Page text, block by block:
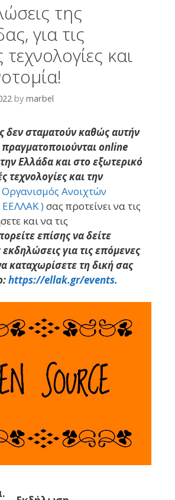
της
για τις
τεχνολογίες και
by marbel
δεν σταματούν καθώς αυτήν
online
Ελλάδα και στο εξωτερικό
τεχνολογίες και την
Οργανισμός Ανοιχτών
ΕΕΛΛΑΚ )σας προτείνει να τις
και να τις
επίσης να δείτε
για τις επόμενες
καταχωρίσετε τη δική σας
https://ellak.gr/events.